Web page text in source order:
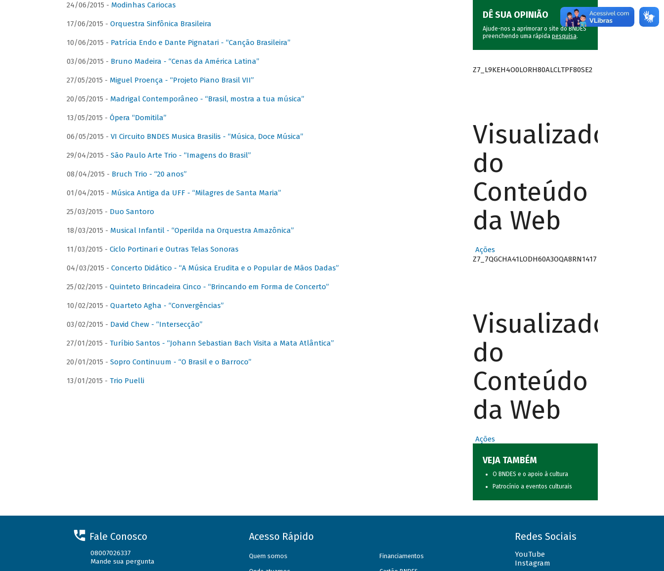
24/06/2015 - Modinhas Cariocas
17/06/2015 - Orquestra Sinfônica Brasileira
10/06/2015 - Patrícia Endo e Dante Pignatari - “Canção Brasileira”
03/06/2015 - Bruno Madeira - “Cenas da América Latina”
27/05/2015 - Miguel Proença - “Projeto Piano Brasil VII”
20/05/2015 - Madrigal Contemporâneo - “Brasil, mostra a tua música”
13/05/2015 - Ópera “Domitila”
06/05/2015 - VI Circuito BNDES Musica Brasilis - “Música, Doce Música”
29/04/2015 - São Paulo Arte Trio - “Imagens do Brasil”
08/04/2015 - Bruch Trio - “20 anos”
01/04/2015 - Música Antiga da UFF - “Milagres de Santa Maria”
25/03/2015 - Duo Santoro
18/03/2015 - Musical Infantil - “Operilda na Orquestra Amazônica”
11/03/2015 - Ciclo Portinari e Outras Telas Sonoras
04/03/2015 - Concerto Didático - “A Música Erudita e o Popular de Mãos Dadas”
25/02/2015 - Quinteto Brincadeira Cinco - “Brincando em Forma de Concerto”
10/02/2015 - Quarteto Agha - “Convergências”
03/02/2015 - David Chew - “Intersecção”
27/01/2015 - Turíbio Santos - “Johann Sebastian Bach Visita a Mata Atlântica”
20/01/2015 - Sopro Continuum - “O Brasil e o Barroco”
13/01/2015 - Trio Puelli
DÊ SUA OPINIÃO
Ajude-nos a aprimorar o site do BNDES
preenchendo uma rápida pesquisa.
Z7_L9KEH4O0LORH80ALCLTPF80SE2
Visualizador
do
Conteúdo
da Web
Ações
Z7_7QGCHA41LODH60A3OQA8RN1417
Visualizador
do
Conteúdo
da Web
Ações
VEJA TAMBÉM
O BNDES e o apoio à cultura
Patrocínio a eventos culturais
Fale Conosco
08007026337
Mande sua pergunta
Acesso Rápido
Quem somos Financiamentos
Redes Sociais
YouTube
Instagram